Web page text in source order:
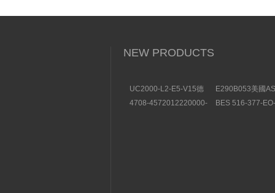
NEW PRODUCTS
UC2000-L2-E5-V15德
國P+F倍加福超聲波傳感
E290B053美國
斯卡氣控式角座
4708-4572012220000-
BES 516-377-